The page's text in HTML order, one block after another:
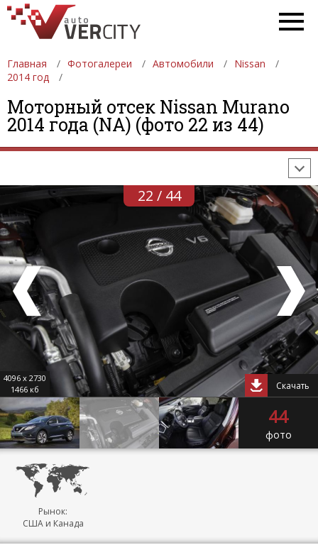
Главная Фотогалереи Автомобили
Nissan
2014 год
Моторный отсек Nissan Murano
2014 года (NA) (фото 22 из 44)
ФОТОГАЛЕРЕИ АВТОМОБИЛИ
ДЕВУШКИ
АВТОСАЛОНЫ
ФОРМУЛА-1
22 / 44
4096 x 2730
1466 кб
Скачать
44
фото
Рынок:
США и Канада